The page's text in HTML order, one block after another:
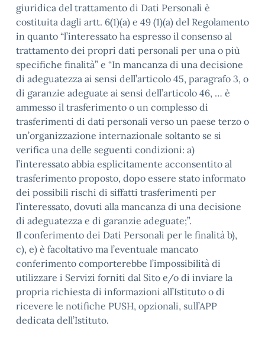
giuridica del trattamento di Dati Personali è
costituita dagli artt. 6(1)(a) e 49 (1)(a) del Regolamento
in quanto “l’interessato ha espresso il consenso al
trattamento dei propri dati personali per una o più
specifiche finalità” e “In mancanza di una decisione
di adeguatezza ai sensi dell’articolo 45, paragrafo 3, o
di garanzie adeguate ai sensi dell’articolo 46, … è
ammesso il trasferimento o un complesso di
trasferimenti di dati personali verso un paese terzo o
un’organizzazione internazionale soltanto se si
verifica una delle seguenti condizioni: a)
l’interessato abbia esplicitamente acconsentito al
trasferimento proposto, dopo essere stato informato
dei possibili rischi di siffatti trasferimenti per
l’interessato, dovuti alla mancanza di una decisione
di adeguatezza e di garanzie adeguate;”.
Il conferimento dei Dati Personali per le finalità b),
c), e) è facoltativo ma l’eventuale mancato
conferimento comporterebbe l’impossibilità di
utilizzare i Servizi forniti dal Sito e/o di inviare la
propria richiesta di informazioni all’Istituto o di
ricevere le notifiche PUSH, opzionali, sull’APP
dedicata dell’Istituto.